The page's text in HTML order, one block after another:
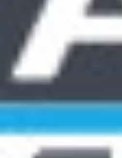
Tous
Hommes
CAT.
Rechercher :
Pl Do. Nom & Prénom
1550
2 1403 THIBAULT JEAN-
1433 CHAN TSIN ROMAIN